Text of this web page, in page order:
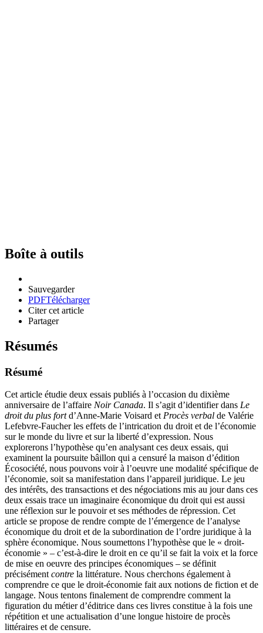
Boîte à outils
Sauvegarder
PDFTélécharger
Citer cet article
Partager
Résumés
Résumé
Cet article étudie deux essais publiés à l’occasion du dixième
anniversaire de l’affaire Noir Canada. Il s’agit d’identifier dans Le
droit du plus fortd’Anne-Marie Voisard et Procès verbal de Valérie
Lefebvre-Faucher les effets de l’intrication du droit et de l’économie
sur le monde du livre et sur la liberté d’expression. Nous
explorerons l’hypothèse qu’en analysant ces deux essais, qui
examinent la poursuite bâillon qui a censuré la maison d’édition
Écosociété, nous pouvons voir à l’oeuvre une modalité spécifique de
l’économie, soit sa manifestation dans l’appareil juridique. Le jeu
des intérêts, des transactions et des négociations mis au jour dans ces
deux essais trace un imaginaire économique du droit qui est aussi
une réflexion sur le pouvoir et ses méthodes de répression. Cet
article se propose de rendre compte de l’émergence de l’analyse
économique du droit et de la subordination de l’ordre juridique à la
sphère économique. Nous soumettons l’hypothèse que le « droit-
économie » – c’est-à-dire le droit en ce qu’il se fait la voix et la force
de mise en oeuvre des principes économiques – se définit
précisément contre la littérature. Nous cherchons également à
comprendre ce que le droit-économie fait aux notions de fiction et de
langage. Nous tentons finalement de comprendre comment la
figuration du métier d’éditrice dans ces livres constitue à la fois une
répétition et une actualisation d’une longue histoire de procès
littéraires et de censure.